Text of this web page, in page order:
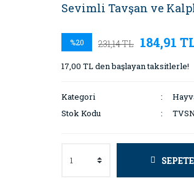
Sevimli Tavşan ve
%20 231,14 TL 184,91
17,00 TL den başlayan taksitlerle!
Kategori
Stok Kodu